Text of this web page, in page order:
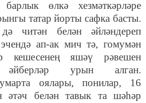
өлкә хезмәткәрләре
татар йорты сафка басты.
читән белән әйләндереп
ап-ак мич тә, гомумән
кешесенең яшәү рәвешен
әйберләр урын алган.
оялары, понилар, 16
әтәч белән тавык та шәһәр